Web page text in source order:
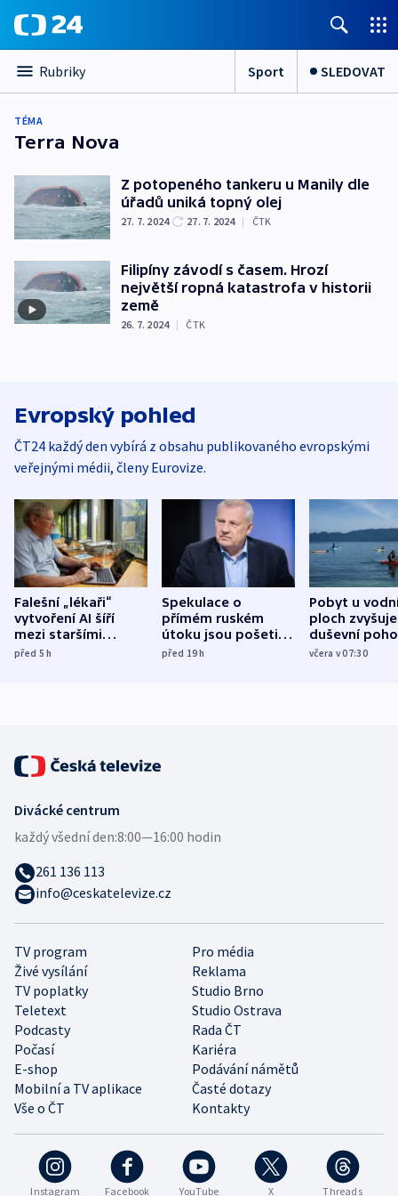
Rubriky Sport SLEDOVAT
TÉMA
Terra Nova
Z potopeného tankeru u Manily dle
úřadů uniká topný olej
27. 7. 2024 27. 7. 2024 | ČTK
Filipíny závodí s časem. Hrozí
největší ropná katastrofa v historii
země
26. 7. 2024 | ČTK
Evropský pohled
ČT24 každý den vybírá z obsahu publikovaného evropskými
veřejnými médii, členy Eurovize.
Falešní „lékaři“
vytvoření AI šíří
mezi staršími
Poláky nebezpečné
před 5h
Spekulace o
přímém ruském
útoku jsou pošetilé,
míní estonský
před 19h
Pobyt u
ploch zvyšuje
duševní
ukázala
včera v 07:30
Instagram Facebook YouTube X Threads
TV program
Pro média
Živé vysílání
Reklama
TV poplatky
Studio Brno
Teletext
Studio Ostrava
Podcasty
Rada ČT
Počasí
Kariéra
E-shop
Podávání námětů
Mobilní a TV aplikace
Časté dotazy
Vše o ČT
Kontakty
Divácké centrum
každý všední den:8:00—16:00 hodin
261 136 113
info@ceskatelevize.cz